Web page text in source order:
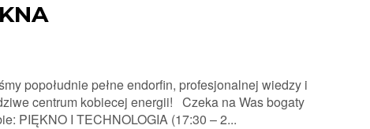
popołudnie pełne endorfin, profesjonalnej wiedzy i
centrum kobiecej energii! Czeka na Was bogaty
PIĘKNO I TECHNOLOGIA (17:30 – 2...